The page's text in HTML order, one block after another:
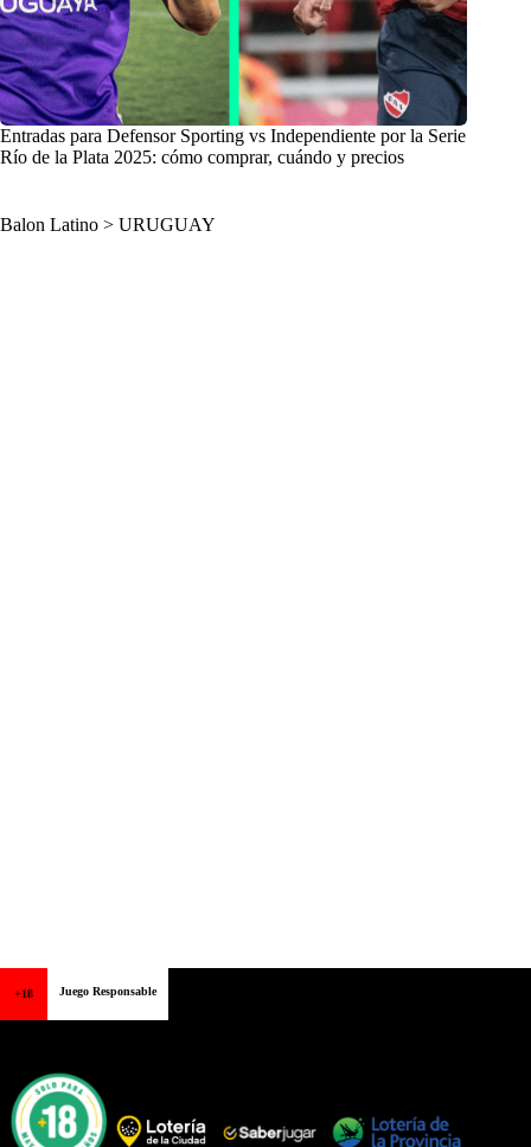
Entradas para Defensor Sporting vs Independiente por la Serie
Río de la Plata 2025: cómo comprar, cuándo y precios
Balon Latino > URUGUAY
+18 Juego Responsable